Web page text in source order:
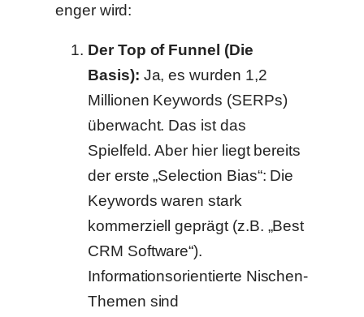
enger wird:
Der Top of Funnel (Die
Basis): Ja, es wurden 1,2
Millionen Keywords (SERPs)
überwacht. Das ist das
Spielfeld. Aber hier liegt bereits
der erste „Selection Bias“: Die
Keywords waren stark
kommerziell geprägt (z.B. „Best
CRM Software“).
Informationsorientierte Nischen-
Themen sind